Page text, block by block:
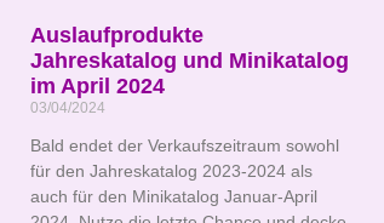
Auslaufprodukte
Jahreskatalog und Minikatalog
im April 2024
03/04/2024
Bald endet der Verkaufszeitraum sowohl
für den Jahreskatalog 2023-2024 als
auch für den Minikatalog Januar-April